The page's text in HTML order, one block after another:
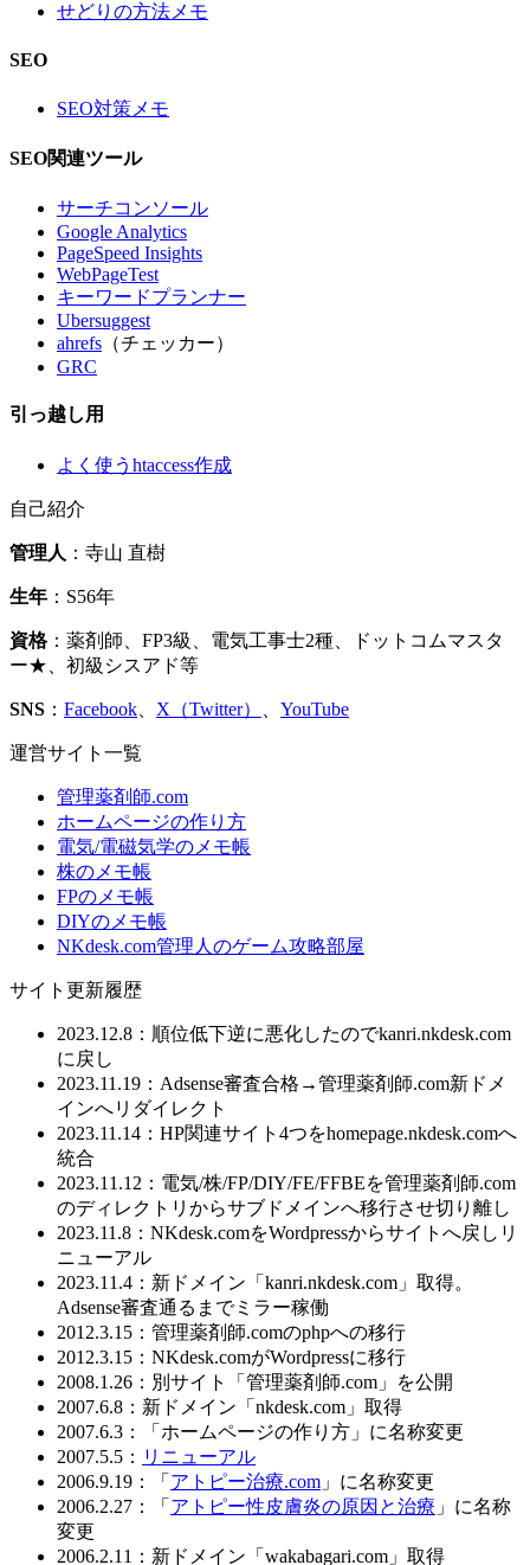
せどりの方法メモ
SEO
SEO対策メモ
SEO関連ツール
サーチコンソール
Google Analytics
PageSpeed Insights
WebPageTest
キーワードプランナー
Ubersuggest
ahrefs （チェッカー）
GRC
引っ越し用
よく使うhtaccess作成
自己紹介
管理人 ：寺山 直樹
生年 ：S56年
資格：薬剤師、FP3級、電気工事士2種、ドットコムマスタ
ー★、初級シスアド等
SNS ： Facebook X（Twitter） YouTube
運営サイト一覧
管理薬剤師.com
ホームページの作り方
電気/電磁気学のメモ帳
株のメモ帳
FPのメモ帳
DIYのメモ帳
NKdesk.com管理人のゲーム攻略部屋
サイト更新履歴
2023.12.8：順位低下逆に悪化したのでkanri.nkdesk.com
に戻し
2023.11.19：Adsense審査合格→管理薬剤師.com新ドメ
インへリダイレクト
2023.11.14：HP関連サイト4つをhomepage.nkdesk.comへ
統合
2023.11.12：電気/株/FP/DIY/FE/FFBEを管理薬剤師.com
のディレクトリからサブドメインへ移行させ切り離し
2023.11.8：NKdesk.comをWordpressからサイトへ戻しリ
ニューアル
2023.11.4：新ドメイン「kanri.nkdesk.com」取得。
Adsense審査通るまでミラー稼働
2012.3.15：管理薬剤師.comのphpへの移行
2012.3.15：NKdesk.comがWordpressに移行
2008.1.26：別サイト「管理薬剤師.com」を公開
2007.6.8：新ドメイン「nkdesk.com」取得
2007.6.3：「ホームページの作り方」に名称変更
2007.5.5： リニューアル
2006.9.19：「 アトピー治療.com 」に名称変更
2006.2.27：「 アトピー性皮膚炎の原因と治療 」に名称
変更
2006.2.11：新ドメイン「wakabagari.com」取得